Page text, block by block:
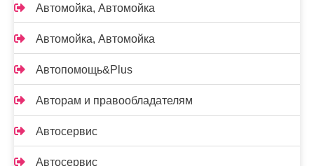
Автомойка, Автомойка
Автомойка, Автомойка
Автопомощь&Plus
Авторам и правообладателям
Автосервис
Автосервис